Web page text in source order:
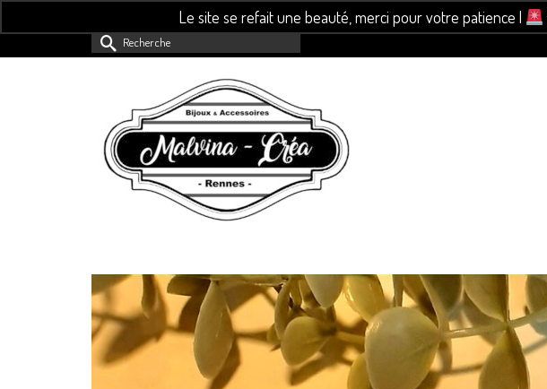
Le site se refait une beauté, merci pour votre patience |
Rechercher :